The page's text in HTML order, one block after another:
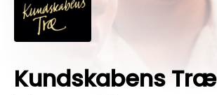
Kundskabens Træ